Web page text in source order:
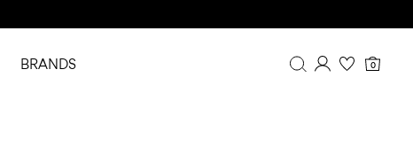
0
BRANDS